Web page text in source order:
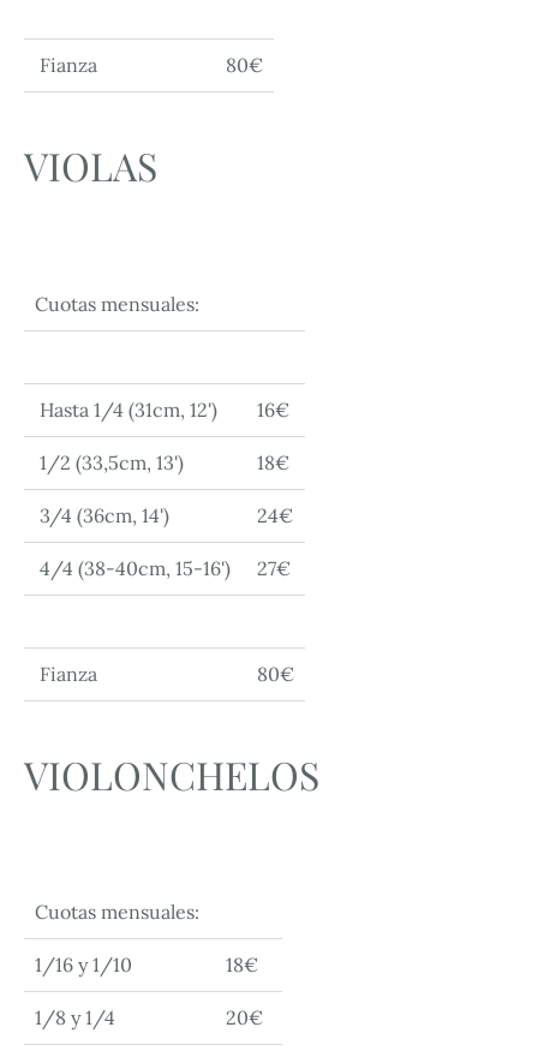
Fianza 80€
VIOLAS
Cuotas mensuales:
Hasta 1/4 (31cm, 12') 16€
1/2 (33,5cm, 13') 18€
3/4 (36cm, 14') 24€
4/4 (38-40cm, 15-16') 27€
Fianza 80€
VIOLONCHELOS
Cuotas mensuales:
1/16 y 1/10 18€
1/8 y 1/4 20€